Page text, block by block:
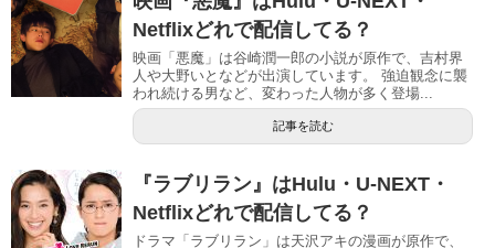
Netflixどれで配信してる？
映画「悪魔」は谷崎潤一郎の小説が原作で、吉村界
人や大野いとなどが出演しています。 強迫観念に襲
われ続ける男など、変わった人物が多く登場...
記事を読む
『ラブリラン』はHulu・U-NEXT・
Netflixどれで配信してる？
ドラマ「ラブリラン」は天沢アキの漫画が原作で、